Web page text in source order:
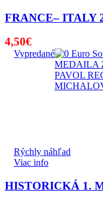
FRANCE– ITALY
4,50€
Vypredané
Rýchly náhľad
Viac info
HISTORICKÁ 1.